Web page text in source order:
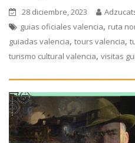
28 diciembre, 2023
guias oficiales valencia, ruta
guiadas valencia, tours valencia,
turismo cultural valencia, visitas